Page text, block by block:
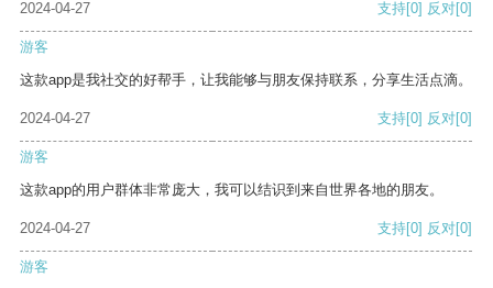
2024-04-27
支持[0] 反对[0]
游客
这款app是我社交的好帮手，让我能够与朋友保持联系，分享生活点滴。
2024-04-27 支持[0] 反对[0]
游客
这款app的用户群体非常庞大，我可以结识到来自世界各地的朋友。
2024-04-27 支持[0] 反对[0]
游客